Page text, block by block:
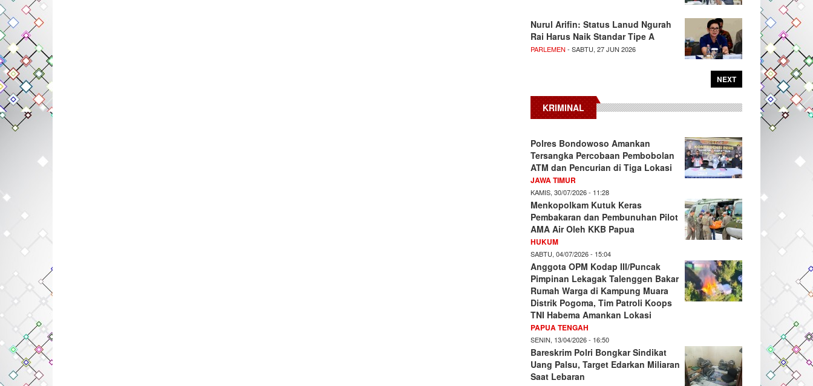
Nurul Arifin: Status Lanud Ngurah
Rai Harus Naik Standar Tipe A
PARLEMEN - SABTU, 27 JUN 2026
NEXT
KRIMINAL
Polres Bondowoso Amankan
Tersangka Percobaan Pembobolan
ATM dan Pencurian di Tiga Lokasi
JAWA TIMUR
KAMIS, 30/07/2026 - 11:28
Menkopolkam Kutuk Keras
Pembakaran dan Pembunuhan Pilot
AMA Air Oleh KKB Papua
HUKUM
SABTU, 04/07/2026 - 15:04
Anggota OPM Kodap III/Puncak
Pimpinan Lekagak Talenggen Bakar
Rumah Warga di Kampung Muara
Distrik Pogoma, Tim Patroli Koops
TNI Habema Amankan Lokasi
PAPUA TENGAH
SENIN, 13/04/2026 - 16:50
Bareskrim Polri Bongkar Sindikat
Uang Palsu, Target Edarkan Miliaran
Saat Lebaran